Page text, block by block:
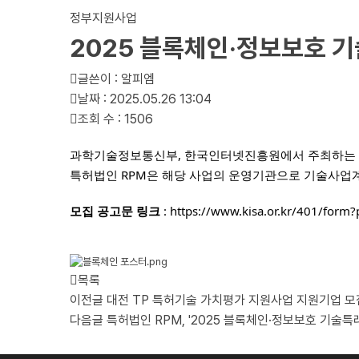
정부지원사업
2025 블록체인·정보보호
글쓴이 : 알피엠
날짜 : 2025.05.26 13:04
조회 수 : 1506
과학기술정보통신부, 한국인터넷진흥원에서 주최하
특허법인 RPM은 해당 사업의 운영기관으로 기술사
모집 공고문 링크 : https://www.kisa.or.kr/401/
목록
이전글 대전 TP 특허기술 가치평가 지원사업 지원기업
다음글 특허법인 RPM, '2025 블록체인·정보보호 기술특